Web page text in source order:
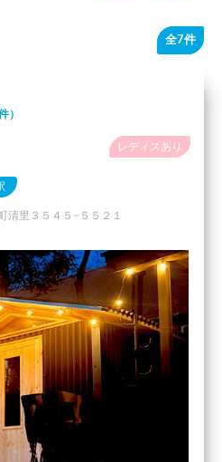
全7件
）
レディスあり
清里３５４５−５５２１